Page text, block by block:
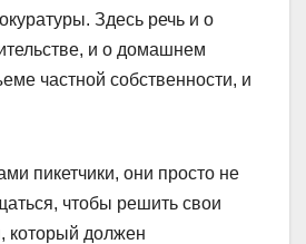
Здесь речь и о
и о домашнем
частной собственности, и
пикетчики, они просто не
чтобы решить свои
который должен